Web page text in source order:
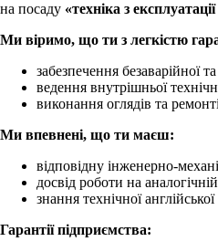
на посаду «техніка з
Ми віримо, що ти з легкістю
забезпечення безаварійної
ведення внутрішньої
виконання оглядів та
Ми впевнені, що ти маєш:
відповідну інженерно-
досвід роботи на
знання технічної
Гарантії підприємства: